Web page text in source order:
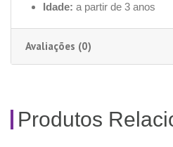
Idade: a partir de 3 anos
Avaliações (0)
Produtos